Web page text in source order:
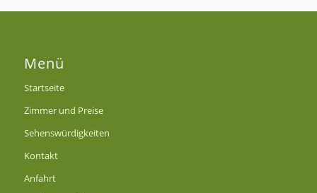
Menü
Startseite
Zimmer und Preise
Sehenswürdigkeiten
Kontakt
Anfahrt